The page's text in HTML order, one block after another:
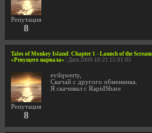
Репутация
8
Tales of Monkey Island: Chapter 1 - Launch of the
«Ревущего нарвала» | Дата 2009-10-21 15:01:05
Репутация
8
evilqwerty,
Скачай с другого обменника.
Я скачивал с RapidShare